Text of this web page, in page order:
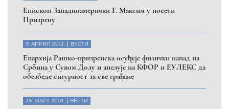
Eпископ Западноамерички Г. Максим у посети
Призрену
9. АПРИЛ 2012. ВЕСТИ
Eпархија Рашко-призренска осуђује физички напад на
Србина у Сувом Долу и апелује на КФОР и ЕУЛЕКС да
обезбеде сигурност за све грађане
26. МАРТ 2010. ВЕСТИ